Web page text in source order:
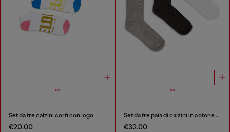
Set da tre calzini corti con logo
€20.00
Set da tre paia di calzini in cotone con ricamo Oval D
€32.00